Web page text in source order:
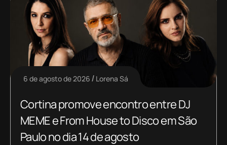
6 de agosto de 2026 Lorena Sá
Cortina promove encontro entre DJ
MEME e From House to Disco em São
Paulo no dia 14 de agosto